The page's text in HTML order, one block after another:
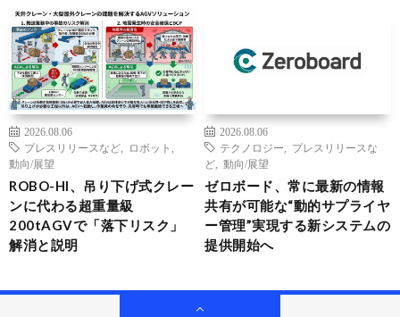
2026.08.06
プレスリリースなど
ロボット
動向/展望
ROBO-HI、吊り下げ式クレー
ンに代わる超重量級
200tAGVで「落下リスク」
解消と説明
2026.08.06
テクノロジー
プレスリリースな
ど
動向/展望
ゼロボード、常に最新の情報
共有が可能な“動的サプライヤ
ー管理”実現する新システムの
提供開始へ